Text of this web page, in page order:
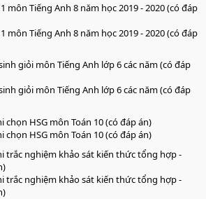
môn Tiếng Anh 8 năm học 2019 - 2020 (có đáp
môn Tiếng Anh 8 năm học 2019 - 2020 (có đáp
giỏi môn Tiếng Anh lớp 6 các năm (có đáp
giỏi môn Tiếng Anh lớp 6 các năm (có đáp
chọn HSG môn Toán 10 (có đáp án)
chọn HSG môn Toán 10 (có đáp án)
trắc nghiệm khảo sát kiến thức tổng hợp -
trắc nghiệm khảo sát kiến thức tổng hợp -